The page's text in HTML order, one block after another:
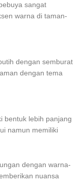
sangat
warna di taman-
dengan semburat
dengan tema
bentuk lebih panjang
namun memiliki
dengan warna-
nuansa